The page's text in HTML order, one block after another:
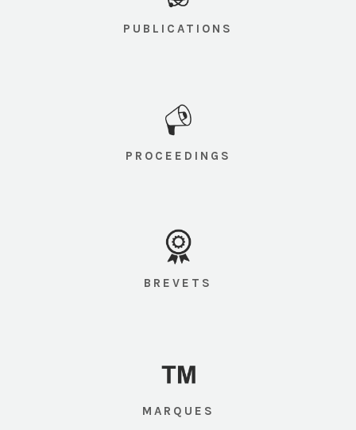
PUBLICATIONS
PROCEEDINGS
BREVETS
MARQUES